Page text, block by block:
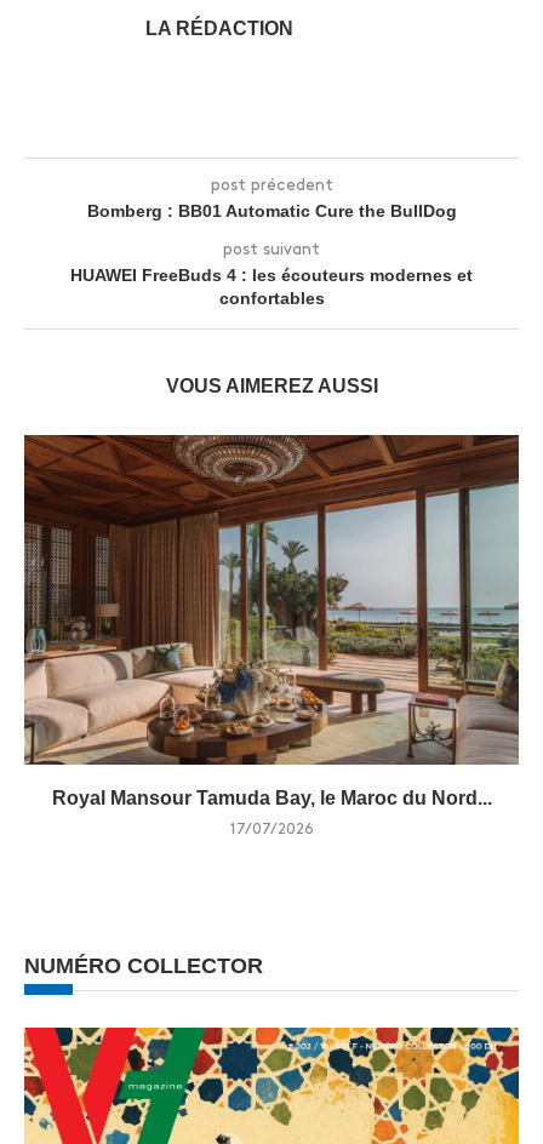
LA RÉDACTION
post précedent
Bomberg : BB01 Automatic Cure the BullDog
post suivant
HUAWEI FreeBuds 4 : les écouteurs modernes et
confortables
VOUS AIMEREZ AUSSI
Royal Mansour Tamuda Bay, le Maroc du Nord...
17/07/2026
NUMÉRO COLLECTOR